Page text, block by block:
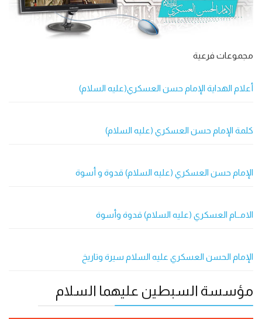
مجموعات فرعية
أعلام الهداية الإمام حسن العسكري(عليه السلام)
كلمة الإمام حسن العسكري (عليه السلام)
الإمام حسن العسكري (عليه السلام) قدوة و أسوة
الامــام العسكري (عليه السلام) قدوة وأسوة
الإمام الحسن العسكري عليه السلام سيرة وتاريخ
مؤسسة السبطين عليهما السلام